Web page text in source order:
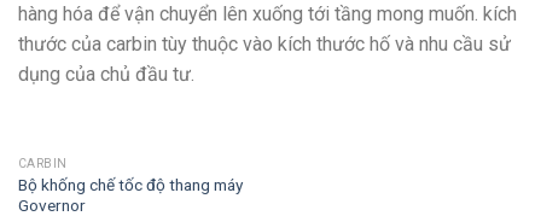
hàng hóa để vận chuyển lên xuống tới tầng mong muốn. kích
thước của carbin tùy thuộc vào kích thước hố và nhu cầu sử
dụng của chủ đầu tư.
CARBIN
Bộ khống chế tốc độ thang máy
Governor